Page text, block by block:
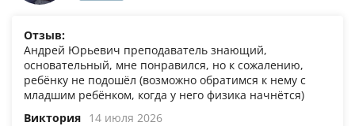
Отзыв:
Андрей Юрьевич преподаватель знающий,
основательный, мне понравился, но к сожалению,
ребёнку не подошёл (возможно обратимся к нему с
младшим ребёнком, когда у него физика начнётся)
Виктория 14 июля 2026